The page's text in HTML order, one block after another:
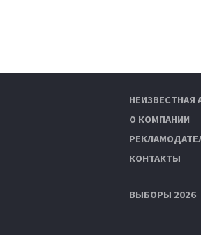
НЕИЗВЕСТНАЯ
О КОМПАНИИ
КОНТАКТЫ
ВЫБОРЫ 2026